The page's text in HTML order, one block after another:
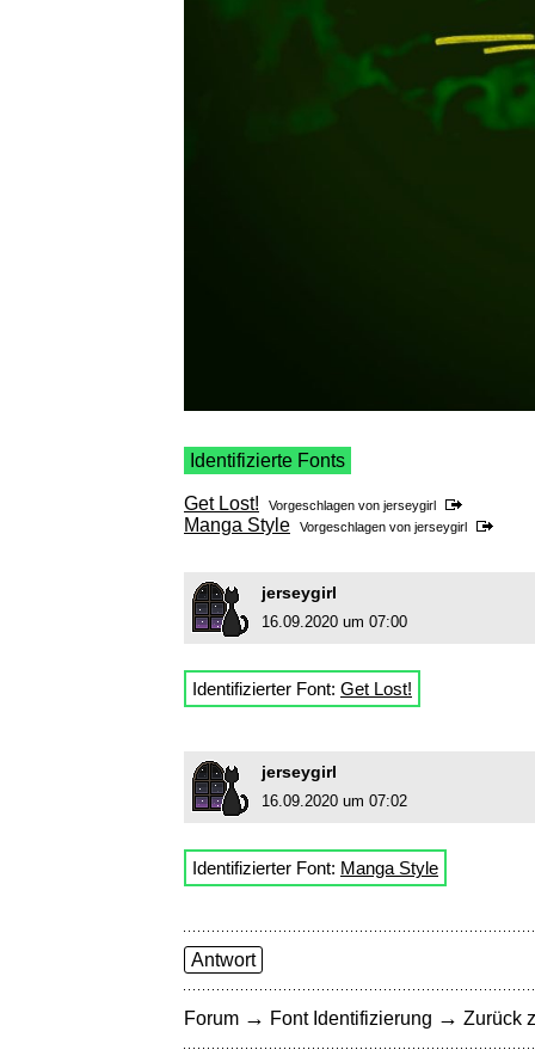
Identifizierte Fonts
Get Lost! Vorgeschlagen von jerseygirl
Manga Style Vorgeschlagen von jerseygirl
jerseygirl
16.09.2020 um 07:00
Identifizierter Font: Get Lost!
jerseygirl
16.09.2020 um 07:02
Identifizierter Font: Manga Style
Antwort
Forum → Font Identifizierung → Zurück